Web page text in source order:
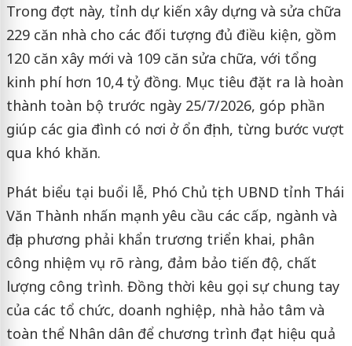
Trong đợt này, tỉnh dự kiến xây dựng và sửa chữa
229 căn nhà cho các đối tượng đủ điều kiện, gồm
120 căn xây mới và 109 căn sửa chữa, với tổng
kinh phí hơn 10,4 tỷ đồng. Mục tiêu đặt ra là hoàn
thành toàn bộ trước ngày 25/7/2026, góp phần
giúp các gia đình có nơi ở ổn định, từng bước vượt
qua khó khăn.
Phát biểu tại buổi lễ, Phó Chủ tịch UBND tỉnh Thái
Văn Thành nhấn mạnh yêu cầu các cấp, ngành và
địa phương phải khẩn trương triển khai, phân
công nhiệm vụ rõ ràng, đảm bảo tiến độ, chất
lượng công trình. Đồng thời kêu gọi sự chung tay
của các tổ chức, doanh nghiệp, nhà hảo tâm và
toàn thể Nhân dân để chương trình đạt hiệu quả